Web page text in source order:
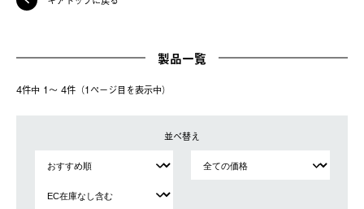
製品一覧
4件中 1〜 4件（1ページ⽬を表⽰中）
並べ替え